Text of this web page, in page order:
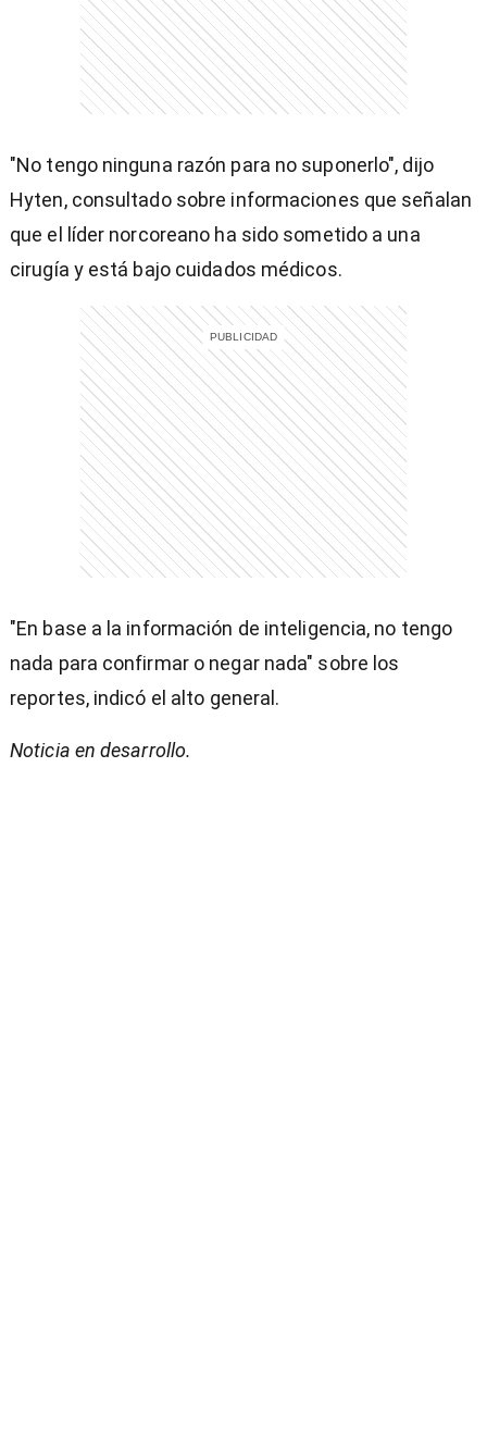
"No tengo ninguna razón para no suponerlo", dijo
Hyten, consultado sobre informaciones que señalan
que el líder norcoreano ha sido sometido a una
cirugía y está bajo cuidados médicos.
"En base a la información de inteligencia, no tengo
nada para confirmar o negar nada" sobre los
reportes, indicó el alto general.
Noticia en desarrollo.